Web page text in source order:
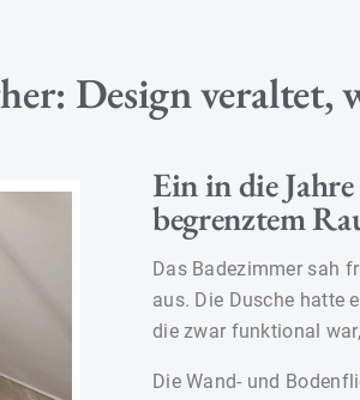
Design veraltet,
Ein in die
begrenztem
Das Badezimmer sah
aus. Die Dusche hatte
die zwar funktional
Die Wand- und